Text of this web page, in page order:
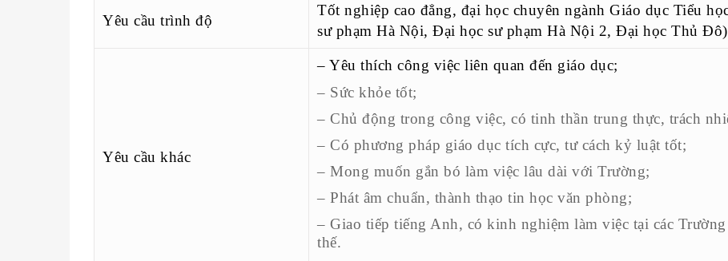
Yêu cầu trình độ
Tốt nghiệp cao đẳng, đại học chuyên ngành Giáo dục Tiểu
sư phạm Hà Nội, Đại học sư phạm Hà Nội 2, Đại học Thủ Đô)
Yêu cầu khác
– Yêu thích công việc liên quan đến giáo dục;
– Sức khỏe tốt;
– Chủ động trong công việc, có tinh thần trung thực, trách
– Có phương pháp giáo dục tích cực, tư cách kỷ luật tốt;
– Mong muốn gắn bó làm việc lâu dài với Trường;
– Phát âm chuẩn, thành thạo tin học văn phòng;
– Giao tiếp tiếng Anh, có kinh nghiệm làm việc tại các
thế.